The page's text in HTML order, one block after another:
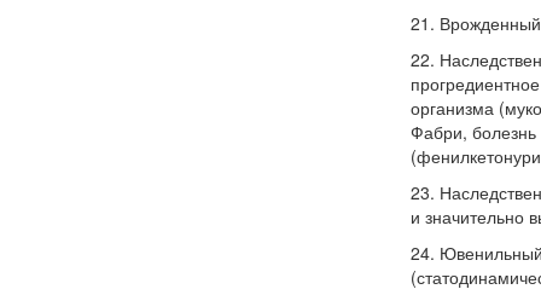
21.
22.
организма
Фабри,
23.
и значительно
24.